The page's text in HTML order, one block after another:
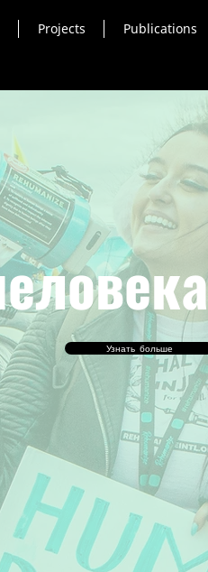
Projects Publications
Узнать больше